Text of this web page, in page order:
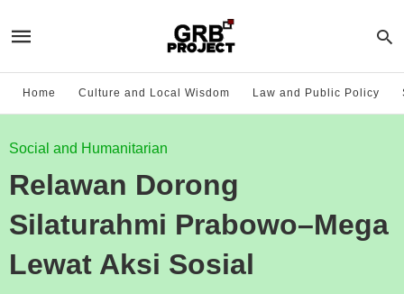
Home Culture and Local Wisdom Law and Public Policy
Social and Humanitarian
Relawan Dorong
Silaturahmi Prabowo–Mega
Lewat Aksi Sosial